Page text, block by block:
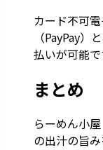
カード不可
（PayPay）
払いが可能で
まとめ
らーめん小
の出汁の旨み